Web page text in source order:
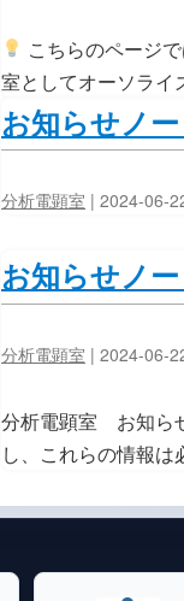
こちらのページ
室としてオーソライ
お知らせノ
分析電顕室 | 2024-06-
お知らせノー
分析電顕室 | 2024-06-
分析電顕室 お知ら
し、これらの情報